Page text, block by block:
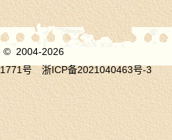
© 2004-2026
号
浙ICP备2021040463号-3